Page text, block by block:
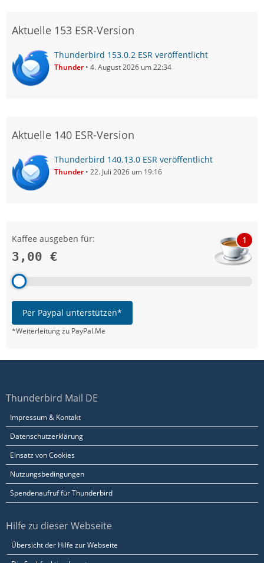
Aktuelle 153 ESR-Version
Thunderbird 153.0.2 ESR veröffentlicht
Thunder 4. August 2026 um 22:34
Aktuelle 140 ESR-Version
Thunderbird 140.13.0 ESR veröffentlicht
Thunder 22. Juli 2026 um 19:16
Kaffee ausgeben für:
3,00 €
1
Per Paypal unterstützen*
*Weiterleitung zu PayPal.Me
Thunderbird Mail DE
Impressum & Kontakt
Datenschutzerklärung
Einsatz von Cookies
Nutzungsbedingungen
Spendenaufruf für Thunderbird
Hilfe zu dieser Webseite
Übersicht der Hilfe zur Webseite